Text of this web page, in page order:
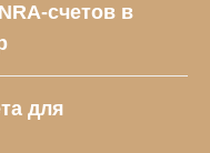
счетов в
для